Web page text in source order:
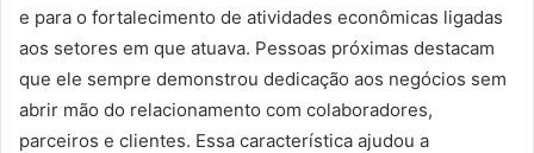
e para o fortalecimento de atividades econômicas ligadas
aos setores em que atuava. Pessoas próximas destacam
que ele sempre demonstrou dedicação aos negócios sem
abrir mão do relacionamento com colaboradores,
parceiros e clientes. Essa característica ajudou a